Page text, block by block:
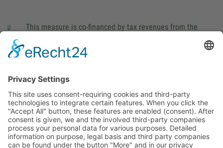
This measure is co-financed by tax revenues from the
Landtag (parliament).
This site uses consent-requiring cookies and third-party
technologies to integrate certain features. When you click the
"Accept All" button, these features are enabled (consent).